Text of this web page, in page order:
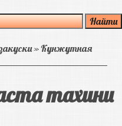
»Кунжутная
тахини